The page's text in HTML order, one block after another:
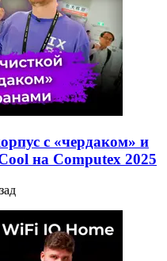
с «чердаком» и
на Computex 2025